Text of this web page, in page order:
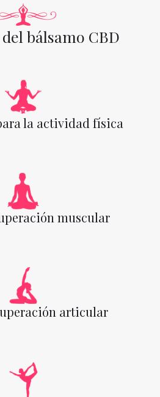
bálsamo CBD
la actividad física
muscular
articular